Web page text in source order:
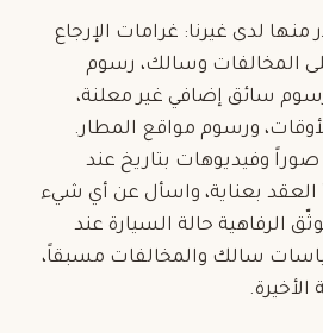
لدى غيرنا: غرامات الإرجاع
المخالفات وسالك، رسوم
سائق إضافي غير معلنة،
ورسوم مواقع المطار.
وفيديوهات بتاريخ عند
العقد بعناية، واسأل عن أي شيء
الرفاهية حالة السيارة عند
سالك والمخالفات مسبقاً،